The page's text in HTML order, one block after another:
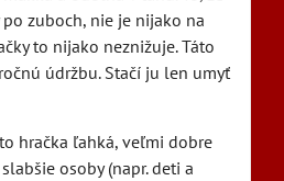
zuboch, nie je nijako na
to nijako neznižuje. Táto
údržbu. Stačí ju len umyť
hračka ľahká, veľmi dobre
osoby (napr. deti a